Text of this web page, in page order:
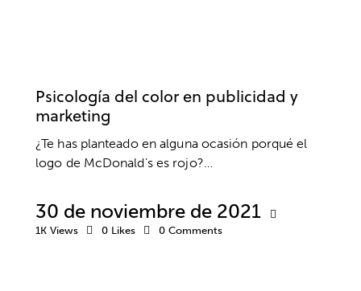
Psicología del color en publicidad y
marketing
¿Te has planteado en alguna ocasión porqué el
logo de McDonald’s es rojo?…
30 de noviembre de 2021
1K Views 0 Likes 0 Comments